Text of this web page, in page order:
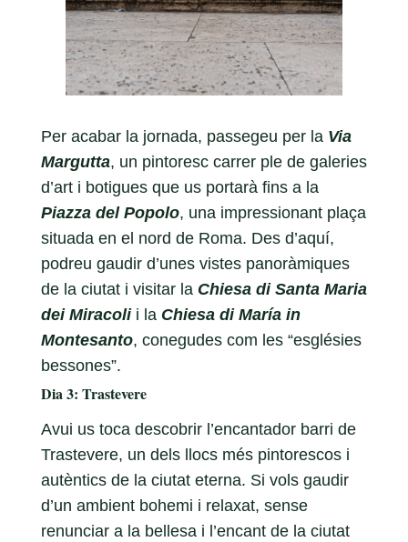
Per acabar la jornada, passegeu per la Via
Margutta, un pintoresc carrer ple de galeries
d’art i botigues que us portarà fins a la
Piazza del Popolo, una impressionant plaça
situada en el nord de Roma. Des d’aquí,
podreu gaudir d’unes vistes panoràmiques
de la ciutat i visitar la Chiesa di Santa Maria
dei Miracolii la Chiesa di María in
Montesanto, conegudes com les “esglésies
bessones”.
Dia 3: Trastevere
Avui us toca descobrir l’encantador barri de
Trastevere, un dels llocs més pintorescos i
autèntics de la ciutat eterna. Si vols gaudir
d’un ambient bohemi i relaxat, sense
renunciar a la bellesa i l’encant de la ciutat